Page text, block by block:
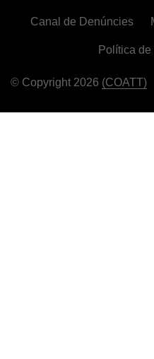
© Copyright 2026 (COATT)
Canal de Denúncies
Política